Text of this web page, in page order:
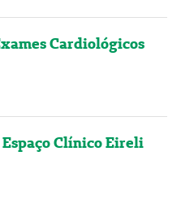
Cardiológicos
Clínico Eireli